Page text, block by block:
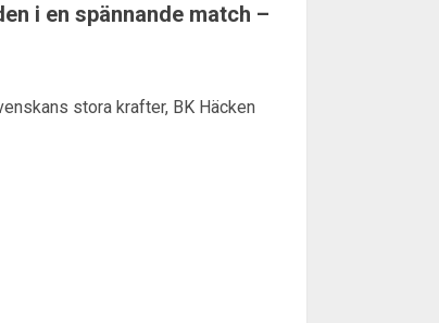
i en spännande match –
stora krafter, BK Häcken